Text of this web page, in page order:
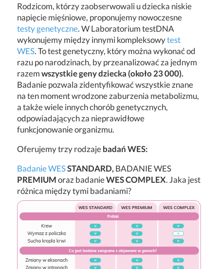
Rodzicom, którzy zaobserwowali u dziecka niskie
napięcie mięśniowe, proponujemy nowoczesne
testy genetyczne. W Laboratorium testDNA
wykonujemy między innymi kompleksowytest
WES. To test genetyczny, który można wykonać od
razu po narodzinach, by przeanalizować za jednym
razemwszystkie geny dziecka (około 23 000).
Badanie pozwala zidentyfikować wszystkie znane
na ten moment wrodzone zaburzenia metabolizmu,
a także wiele innych chorób genetycznych,
odpowiadających za nieprawidłowe
funkcjonowanie organizmu.
Oferujemy trzy rodzajebadań WES:
Badanie WESSTANDARD, BADANIE WES
PREMIUMoraz badanieWES COMPLEX. Jaka jest
różnica między tymi badaniami?